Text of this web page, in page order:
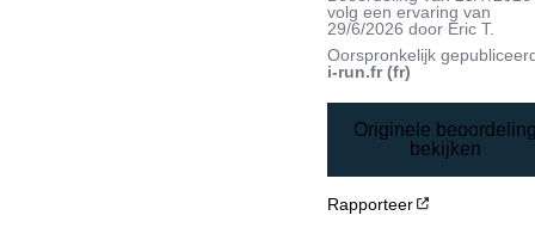
volg een ervaring van
29/6/2026 door Eric T.
Oorspronkelijk
i-run.fr (fr)
Originele
bekijken
Rapporteer